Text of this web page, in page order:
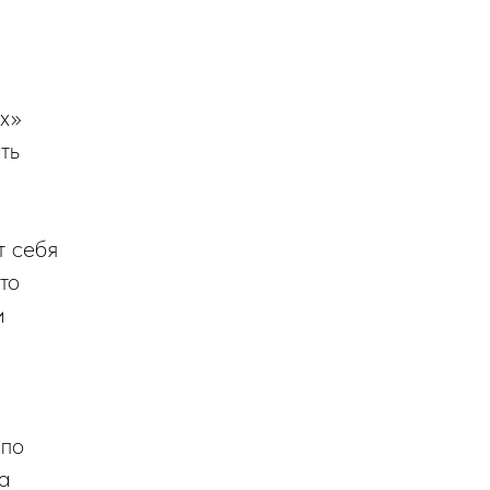
себя